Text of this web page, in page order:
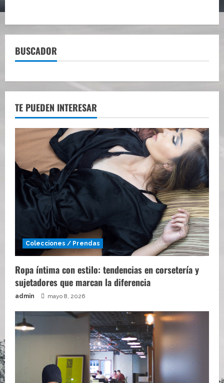
BUSCADOR
TE PUEDEN INTERESAR
Colecciones / Prendas
Ropa íntima con estilo: tendencias en corsetería y
sujetadores que marcan la diferencia
admin mayo 8, 2026